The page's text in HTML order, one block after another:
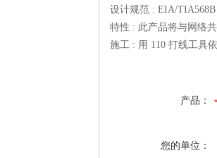
设计规范 : EIA/TIA568B
特性 : 此产品将与网络
施工 : 用 110 打线工具
产品：
您的单位：